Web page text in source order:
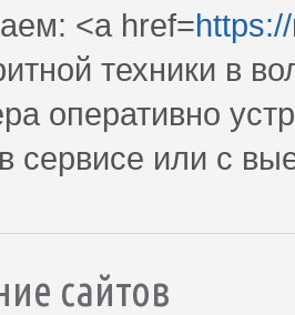
<a href=
техники в
оперативно
сервисе или с
сайтов